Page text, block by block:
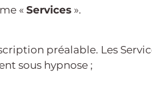
« Services ».
préalable. Les
sous hypnose ;